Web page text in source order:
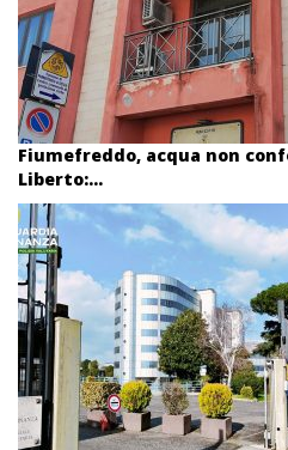
Fiumefreddo, acqua non
Liberto:...